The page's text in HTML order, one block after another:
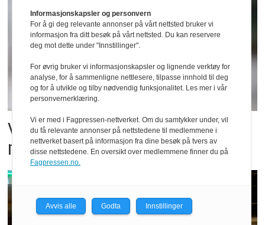
Vil vokse i brusmarkedet
med Dr Pepper
Informasjonskapsler og personvern
For å gi deg relevante annonser på vårt nettsted bruker vi
informasjon fra ditt besøk på vårt nettsted. Du kan reservere
deg mot dette under "Innstillinger".
For øvrig bruker vi informasjonskapsler og lignende verktøy for
analyse, for å sammenligne nettlesere, tilpasse innhold til deg
og for å utvikle og tilby nødvendig funksjonalitet. Les mer i vår
personvernerklæring.
Vi er med i Fagpressen-nettverket. Om du samtykker under, vil
du få relevante annonser på nettstedene til medlemmene i
nettverket basert på informasjon fra dine besøk på tvers av
disse nettstedene. En oversikt over medlemmene finner du på
Fagpressen.no.
Avvis alle Godta Innstillinger